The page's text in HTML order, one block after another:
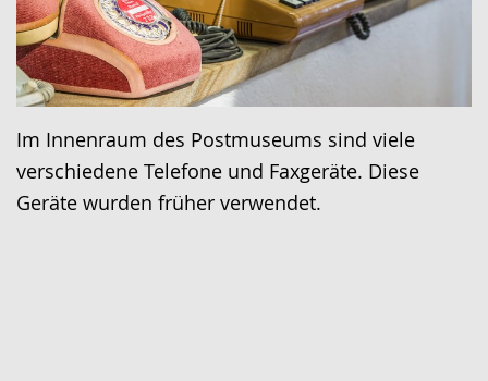
Im Innenraum des Postmuseums sind viele
verschiedene Telefone und Faxgeräte. Diese
Geräte wurden früher verwendet.